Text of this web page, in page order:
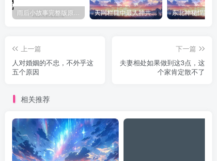
雨后小故事完整版原片动态图（图+文字解说版） 天网栏目中最人神共愤的一期《消失的夫妻》
上一篇
人对婚姻的不忠，不外乎这
五个原因
下一篇
夫妻相处如果做到这3点，这
个家肯定散不了
相关推荐